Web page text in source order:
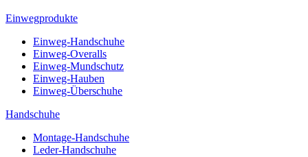
Einwegprodukte
Einweg-Handschuhe
Einweg-Overalls
Einweg-Mundschutz
Einweg-Hauben
Einweg-Überschuhe
Handschuhe
Montage-Handschuhe
Leder-Handschuhe